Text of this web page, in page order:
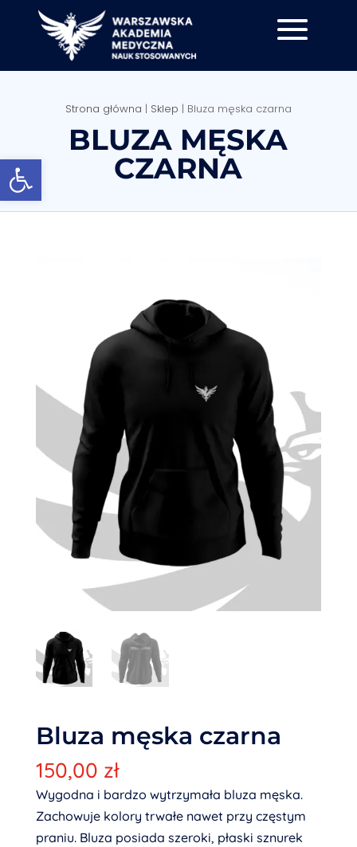
Strona główna | Sklep | Bluza męska czarna
BLUZA MĘSKA
CZARNA
Bluza męska czarna
150,00 zł
Wygodna i bardzo wytrzymała bluza męska.
Zachowuje kolory trwałe nawet przy częstym
praniu. Bluza posiada szeroki, płaski sznurek
Otwórz pasek narzędzi